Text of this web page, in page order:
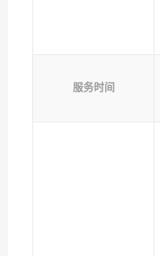
服务时间